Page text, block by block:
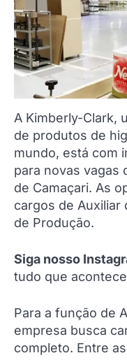
A Kimberly-Clark,
de produtos de
mundo, está com
para novas vagas
de Camaçari. As
cargos de Auxiliar
de Produção.
Siga nosso
tudo que
Para a função de
empresa busca
completo. Entre